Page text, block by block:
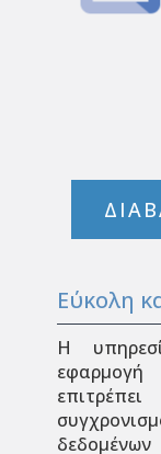
Εύκολη
Η